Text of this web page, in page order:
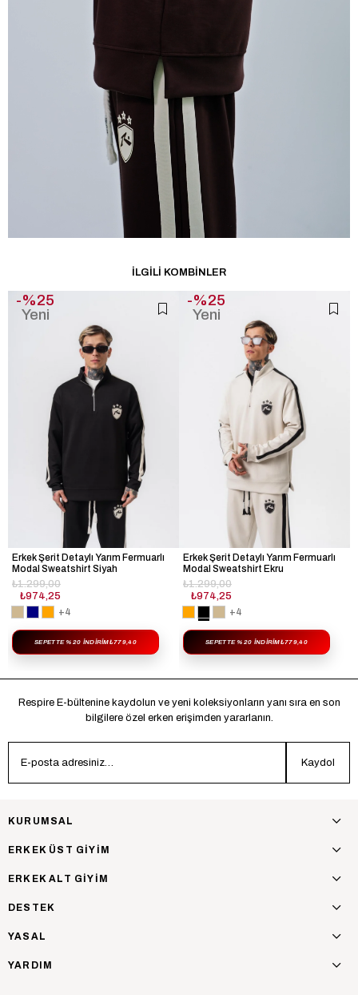
İLGILI KOMBINLER
Erkek Şerit Detaylı Yarım Fermuarlı
Modal Sweatshirt Siyah
₺974,25
₺1.299,00
+4
SEPETTE %20 İNDIRIM₺779,40
%25
Yeni
Erkek Şerit Detaylı Yarım Fermuarlı
Modal Sweatshirt Ekru
₺974,25
₺1.299,00
+4
SEPETTE %20 İNDIRIM₺779,40
%25
Yeni
Respire E-bültenine kaydolun ve yeni koleksiyonların yanı sıra en son
bilgilere özel erken erişimden yararlanın.
Kaydol
KURUMSAL
ERKEK ÜST GİYİM
ERKEK ALT GİYİM
DESTEK
YASAL
YARDIM